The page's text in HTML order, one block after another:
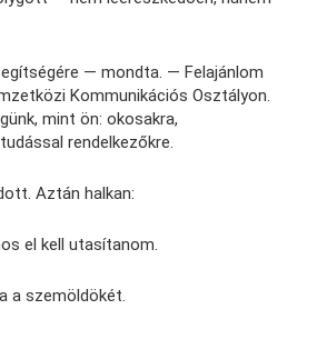
— mondta. — Felajánlom
Kommunikációs Osztályon.
mint ön: okosakra,
rendelkezőkre.
Aztán halkan:
el kell utasítanom.
a szemöldökét.